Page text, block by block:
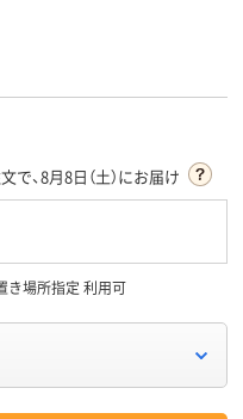
で、8月8日（土）にお届け
き場所指定 利用可